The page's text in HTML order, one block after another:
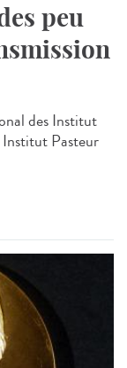
peu
des Institut
Pasteur